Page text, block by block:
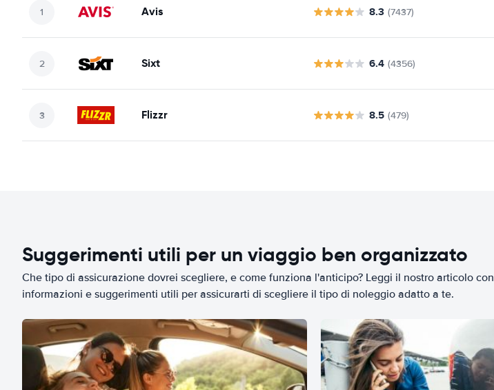
Avis 8.3 (7437)
Sixt 6.4 (4356)
Flizzr 8.5 (479)
Suggerimenti utili per un viaggio ben organizzato
Che tipo di assicurazione dovrei scegliere, e come funziona l'anticipo? Leggi il nostro articolo con
informazioni e suggerimenti utili per assicurarti di scegliere il tipo di noleggio adatto a te.